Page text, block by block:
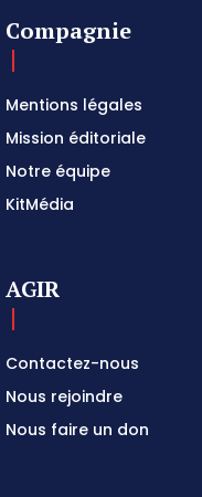
Compagnie
Mentions légales
Mission éditoriale
Notre équipe
KitMédia
AGIR
Contactez-nous
Nous rejoindre
Nous faire un don